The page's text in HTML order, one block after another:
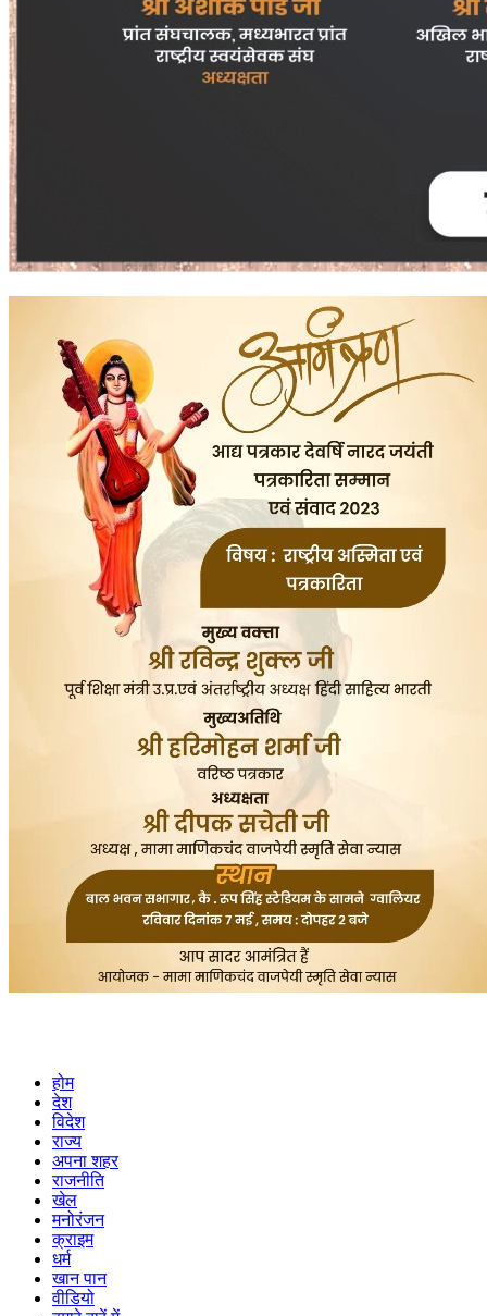
होम
देश
विदेश
राज्य
अपना शहर
राजनीति
खेल
मनोरंजन
क्राइम
धर्म
खान पान
वीडियो